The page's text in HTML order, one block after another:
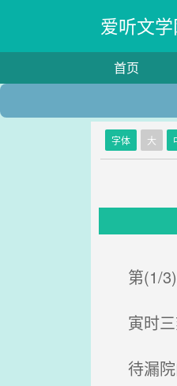
爱听文学
首页
字体 大
第(1/
寅时三
待漏院